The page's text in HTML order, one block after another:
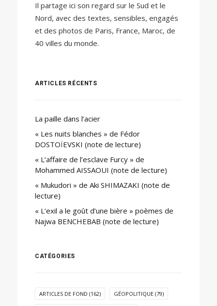
Il partage ici son regard sur le Sud et le
Nord, avec des textes, sensibles, engagés
et des photos de Paris, France, Maroc, de
40 villes du monde.
ARTICLES RÉCENTS
La paille dans l’acier
« Les nuits blanches » de Fédor
DOSTOÏEVSKI (note de lecture)
« L’affaire de l’esclave Furcy » de
Mohammed AISSAOUI (note de lecture)
« Mukudori » de Aki SHIMAZAKI (note de
lecture)
« L’exil a le goût d’une bière » poèmes de
Najwa BENCHEBAB (note de lecture)
CATÉGORIES
ARTICLES DE FOND (162) GÉOPOLITIQUE (79)